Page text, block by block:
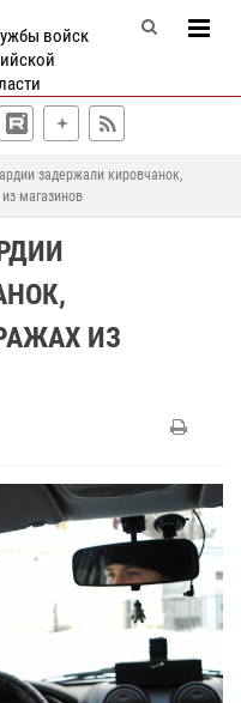
войск
задержали кировчанок,
магазинов
ИЗ